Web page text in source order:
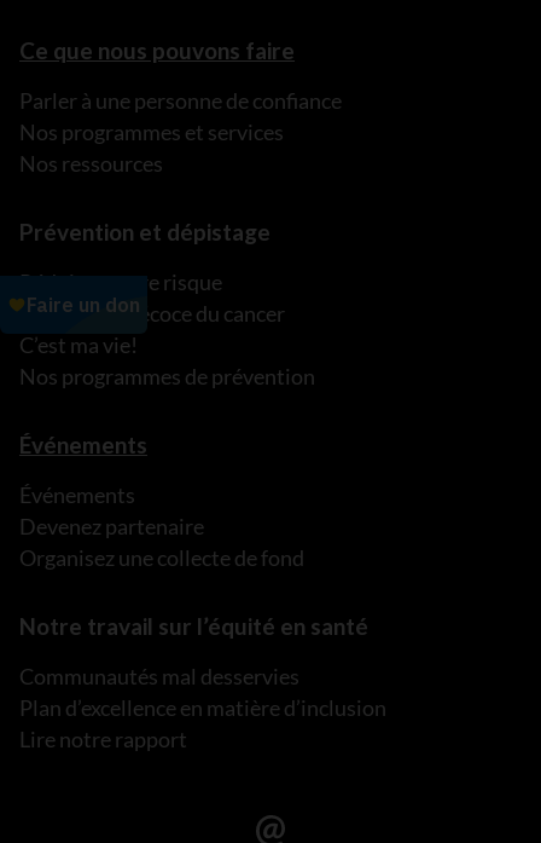
Ce que nous pouvons faire
Parler à une personne de confiance
Nos programmes et services
Nos ressources
Prévention et dépistage
Réduisez votre risque
Détection précoce du cancer
C’est ma vie!
Nos programmes de prévention
Événements
Événements
Devenez partenaire
Organisez une collecte de fond
Notre travail sur l’équité en santé
Communautés mal desservies
Plan d’excellence en matière d’inclusion
Lire notre rapport